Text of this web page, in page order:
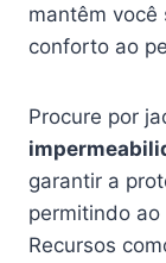
mantêm você
conforto ao
Procure por
garantir a
permitindo
Recursos